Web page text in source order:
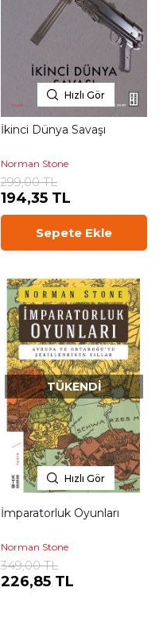
Hızlı Gör
İkinci Dünya Savaşı
Norman Stone
299,00 TL
194,35 TL
Sepete Ekle
Hızlı Gör
TÜKENDI
İmparatorluk Oyunları
Norman Stone
349,00 TL
226,85 TL